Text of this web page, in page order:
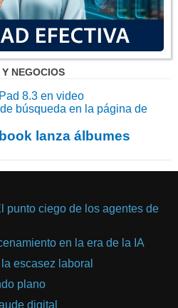
NEGOCIOS
8.3 en video
búsqueda en la página de
lanza álbumes
punto ciego de los agentes de
en la era de la IA
escasez laboral
plano
digital